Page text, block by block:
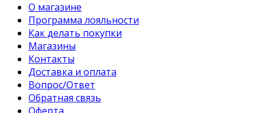
О магазине
Программа лояльности
Как делать покупки
Магазины
Контакты
Доставка и оплата
Вопрос/Ответ
Обратная связь